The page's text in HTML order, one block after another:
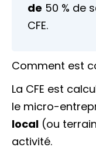
de 50 % de
CFE.
Comment est
La CFE est
le micro-
local (ou
activité.